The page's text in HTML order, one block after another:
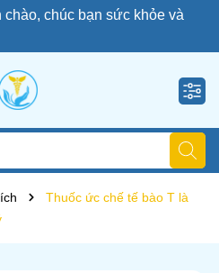
chúc bạn sức khỏe và
Thuốc ức chế tế bào T là